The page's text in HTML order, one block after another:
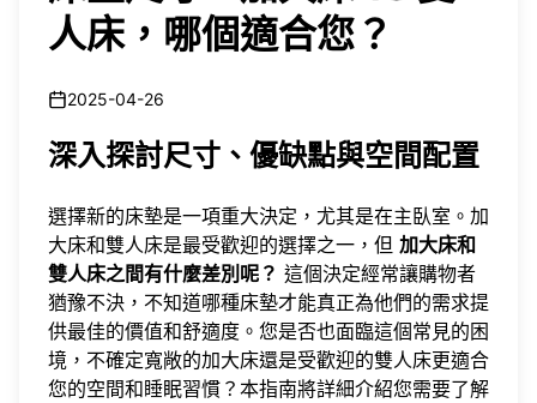
人床，哪個適合您？
2025-04-26
深入探討尺寸、優缺點與空間配置
選擇新的床墊是一項重大決定，尤其是在主臥室。加
大床和雙人床是最受歡迎的選擇之一，但 加大床和
雙人床之間有什麼差別呢？ 這個決定經常讓購物者
猶豫不決，不知道哪種床墊才能真正為他們的需求提
供最佳的價值和舒適度。您是否也面臨這個常見的困
境，不確定寬敞的加大床還是受歡迎的雙人床更適合
您的空間和睡眠習慣？本指南將詳細介紹您需要了解